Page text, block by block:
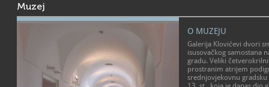
Muzej
O MUZEJU
Galerija Klovićevi dvori
isusovačkog samostana
gradu. Veliki
prostranim atrijem
srednjovjekovnu